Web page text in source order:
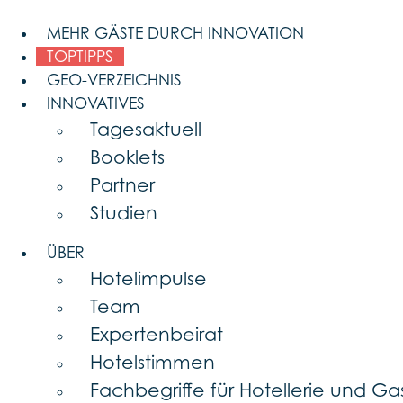
content
MEHR GÄSTE DURCH INNOVATION
TOPTIPPS
GEO-VERZEICHNIS
INNOVATIVES
Tagesaktuell
Booklets
Partner
Studien
ÜBER
Hotelimpulse
Team
Expertenbeirat
Hotelstimmen
Fachbegriffe für Hotellerie und